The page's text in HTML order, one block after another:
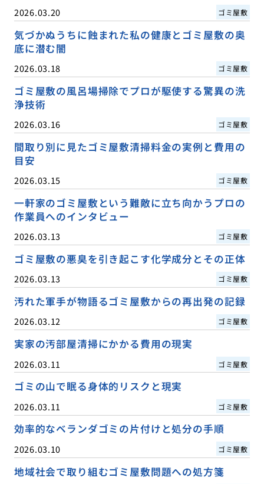
2026.03.20 ゴミ屋敷
気づかぬうちに蝕まれた私の健康とゴミ屋敷の奥
底に潜む闇
2026.03.18 ゴミ屋敷
ゴミ屋敷の風呂場掃除でプロが駆使する驚異の洗
浄技術
2026.03.16 ゴミ屋敷
間取り別に見たゴミ屋敷清掃料金の実例と費用の
目安
2026.03.15 ゴミ屋敷
一軒家のゴミ屋敷という難敵に立ち向かうプロの
作業員へのインタビュー
2026.03.13 ゴミ屋敷
ゴミ屋敷の悪臭を引き起こす化学成分とその正体
2026.03.13 ゴミ屋敷
汚れた軍手が物語るゴミ屋敷からの再出発の記録
2026.03.12 ゴミ屋敷
実家の汚部屋清掃にかかる費用の現実
2026.03.11 ゴミ屋敷
ゴミの山で眠る身体的リスクと現実
2026.03.11 ゴミ屋敷
効率的なベランダゴミの片付けと処分の手順
2026.03.10 ゴミ屋敷
地域社会で取り組むゴミ屋敷問題への処方箋